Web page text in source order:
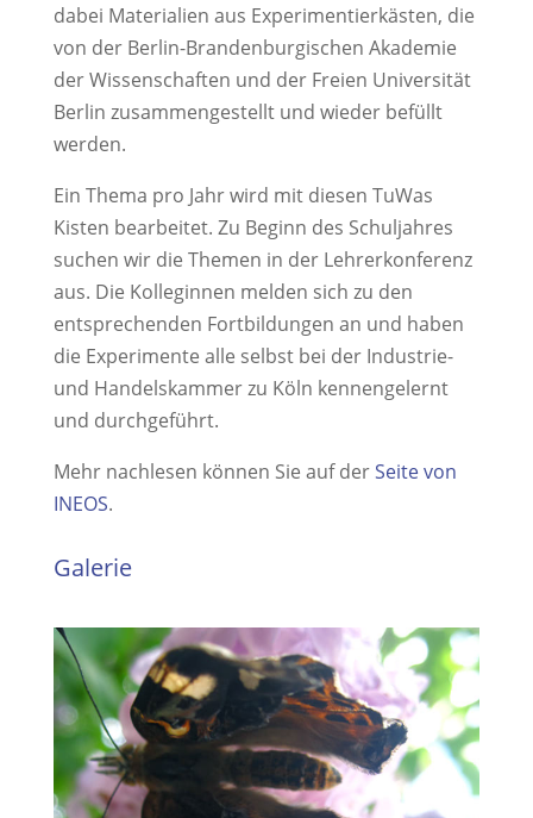
dabei Materialien aus Experimentierkästen, die
von der Berlin-Brandenburgischen Akademie
der Wissenschaften und der Freien Universität
Berlin zusammengestellt und wieder befüllt
werden.
Ein Thema pro Jahr wird mit diesen TuWas
Kisten bearbeitet. Zu Beginn des Schuljahres
suchen wir die Themen in der Lehrerkonferenz
aus. Die Kolleginnen melden sich zu den
entsprechenden Fortbildungen an und haben
die Experimente alle selbst bei der Industrie-
und Handelskammer zu Köln kennengelernt
und durchgeführt.
Mehr nachlesen können Sie auf derSeite von
INEOS.
Galerie